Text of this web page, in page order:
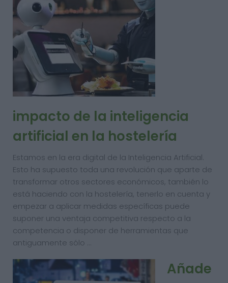
impacto de la inteligencia
artificial en la hostelería
Estamos en la era digital de la Inteligencia Artificial.
Esto ha supuesto toda una revolución que aparte de
transformar otros sectores económicos, también lo
está haciendo con la hostelería, tenerlo en cuenta y
empezar a aplicar medidas específicas puede
suponer una ventaja competitiva respecto a la
competencia o disponer de herramientas que
antiguamente sólo …
Añade